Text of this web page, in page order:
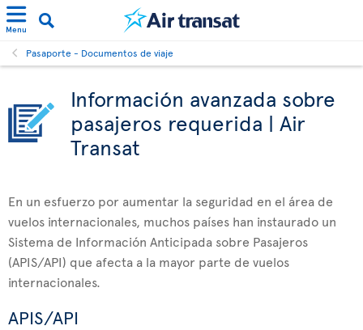
Menu
Pasaporte - Documentos de viaje
Información avanzada sobre
pasajeros requerida | Air
Transat
En un esfuerzo por aumentar la seguridad en el área de
vuelos internacionales, muchos países han instaurado un
Sistema de Información Anticipada sobre Pasajeros
(APIS/API) que afecta a la mayor parte de vuelos
internacionales.
APIS/API